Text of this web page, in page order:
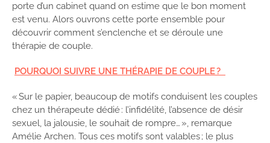
porte d’un cabinet quand on estime que le bon moment
est venu. Alors ouvrons cette porte ensemble pour
découvrir comment s’enclenche et se déroule une
thérapie de couple.
POURQUOI SUIVRE UNE THÉRAPIE DE COUPLE ?
« Sur le papier, beaucoup de motifs conduisent les couples
chez un thérapeute dédié : l’infidélité, l’absence de désir
sexuel, la jalousie, le souhait de rompre… », remarque
Amélie Archen. Tous ces motifs sont valables ; le plus